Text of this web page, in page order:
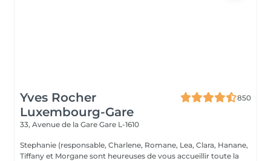
Yves Rocher
Luxembourg-Gare
850
33, Avenue de la Gare Gare L-1610
Stephanie (responsable, Charlene, Romane, Lea, Clara, Hanane,
Tiffany et Morgane sont heureuses de vous accueillir toute la